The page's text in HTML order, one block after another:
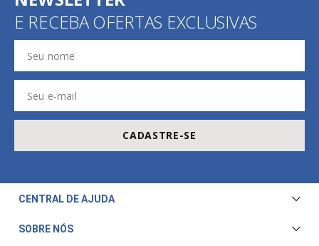
E RECEBA OFERTAS EXCLUSIVAS
CADASTRE-SE
CENTRAL DE AJUDA
Central de Atendimento
SOBRE NÓS